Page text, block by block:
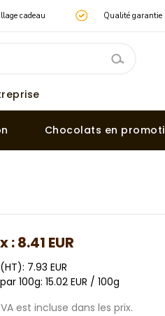
cadeau Qualité garantie
Chocolats en
:8.41 EUR
7.93 EUR
100g: 15.02 EUR / 100g
est incluse dans les prix.